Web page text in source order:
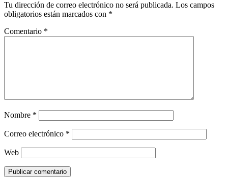
Tu dirección de correo electrónico no será publicada. Los campos
obligatorios están marcados con *
Comentario *
Nombre *
Correo electrónico *
Web